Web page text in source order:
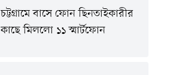
চট্টগ্রামে বাসে ফোন ছিনতাইকারীর
কাছে মিললো ১১ স্মার্টফোন